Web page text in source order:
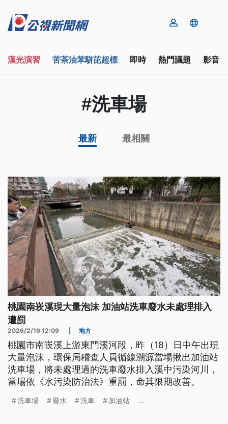
漢光演習 苦茶油苯駢芘超標 即時 熱門議題 影音
#洗車場
最新 最相關
桃園南崁溪現大量泡沫 加油站洗車廢水未處理排入
遭罰
2026/2/19 12:09 地方
桃園市南崁溪上游東門溪河段，昨（18）日中午出現
大量泡沫，環保局稽查人員循線溯源當場揪出加油站
洗車場，將未處理過的洗車廢水排入溪中污染河川，
當場依《水污染防治法》重罰，命其限期改善。
洗車場 廢水 洗車 加油站 ...